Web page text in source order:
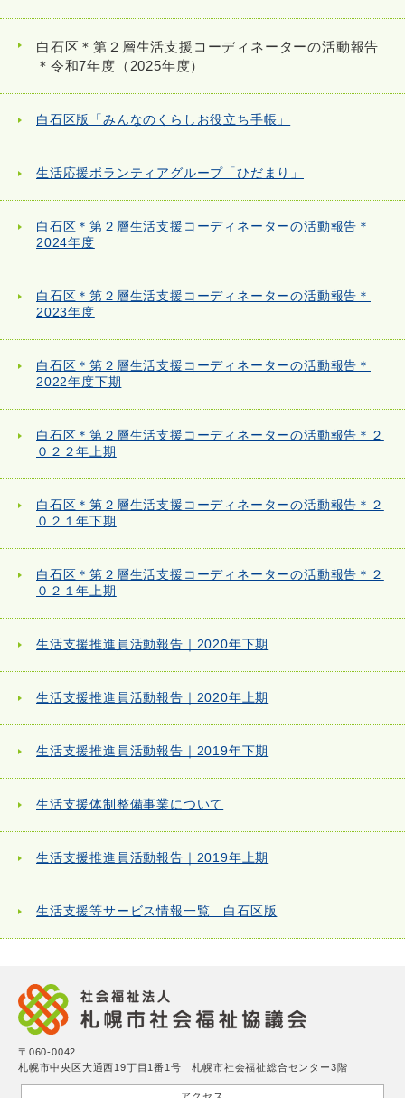
白石区＊第２層生活支援コーディネーターの活動報告
＊令和7年度（2025年度）
白石区版「みんなのくらしお役立ち手帳」
生活応援ボランティアグループ「ひだまり」
白石区＊第２層生活支援コーディネーターの活動報告＊
2024年度
白石区＊第２層生活支援コーディネーターの活動報告＊
2023年度
白石区＊第２層生活支援コーディネーターの活動報告＊
2022年度下期
白石区＊第２層生活支援コーディネーターの活動報告＊２
０２２年上期
白石区＊第２層生活支援コーディネーターの活動報告＊２
０２１年下期
白石区＊第２層生活支援コーディネーターの活動報告＊２
０２１年上期
生活支援推進員活動報告｜2020年下期
生活支援推進員活動報告｜2020年上期
生活支援推進員活動報告｜2019年下期
生活支援体制整備事業について
生活支援推進員活動報告｜2019年上期
生活支援等サービス情報一覧 白石区版
〒060-0042
札幌市中央区大通西19丁目1番1号 札幌市社会福祉総合センター3階